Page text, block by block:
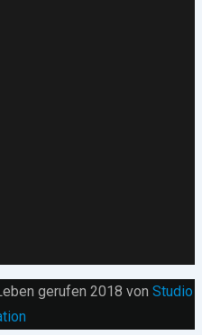
gerufen 2018 von Studio